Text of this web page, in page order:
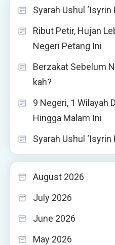
Syarah Ushul ‘Isyrin
Ribut Petir, Hujan
Negeri Petang Ini
Berzakat Sebelum
kah?
9 Negeri, 1 Wilayah
Hingga Malam Ini
Syarah Ushul ‘Isyrin
August 2026
July 2026
June 2026
May 2026